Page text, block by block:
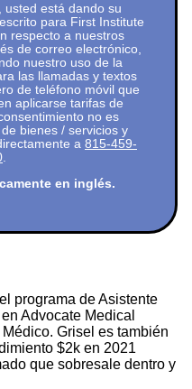
usted está dando su
para First Institute
respecto a nuestros
de correo electrónico,
nuestro uso de la
las llamadas y textos
de teléfono móvil que
aplicarse tarifas de
no es
bienes / servicios y
a 815-459-
en inglés.
programa de Asistente
Advocate Medical
Grisel es también
$2k en 2021
que sobresale dentro y